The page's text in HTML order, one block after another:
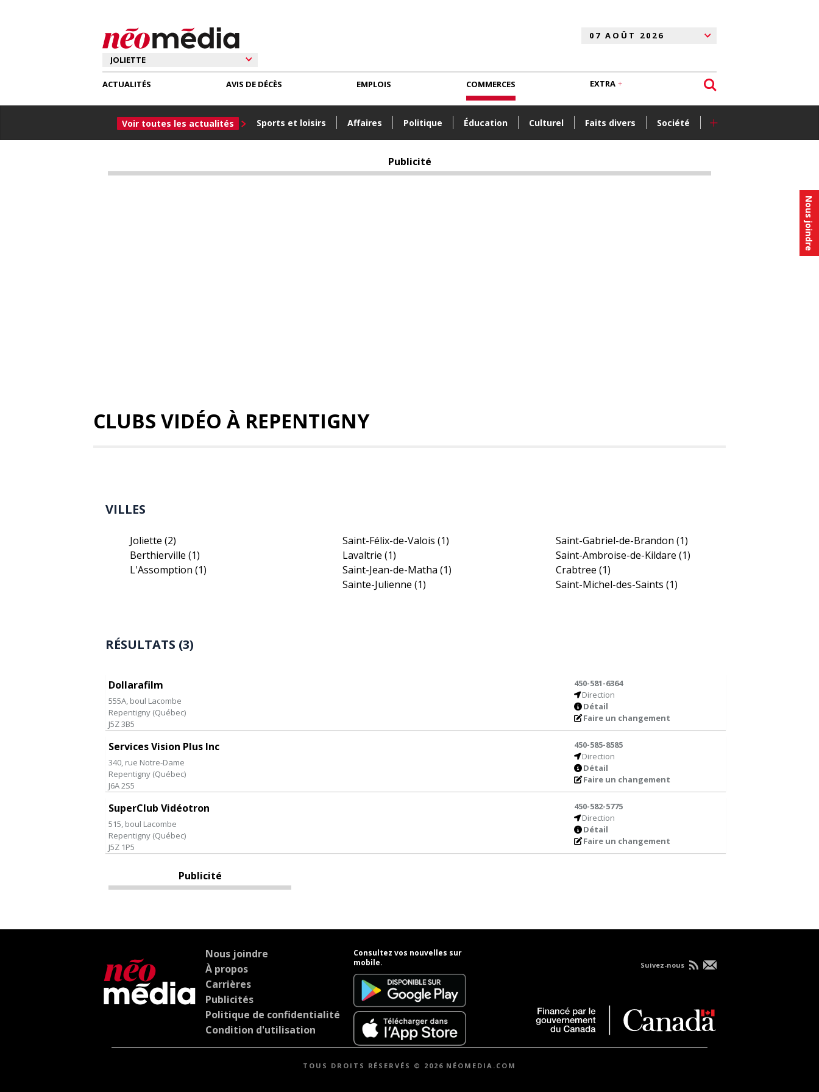
Nous joindre
ACTUALITÉS
Voir toutes les actualités Sports et loisirs Affaires Politique Éducation Culturel Faits divers Société +
AVIS DE DÉCÈS EMPLOIS COMMERCES EXTRA
Publicité
CLUBS VIDÉO À REPENTIGNY
VILLES
Joliette (2)
Berthierville (1)
L'Assomption (1)
Saint-Félix-de-Valois(1)
Lavaltrie(1)
Saint-Jean-de-Matha(1)
Sainte-Julienne(1)
Saint-Gabriel-de-Brandon (1)
Saint-Ambroise-de-Kildare (1)
Crabtree (1)
Saint-Michel-des-Saints (1)
RÉSULTATS (3)
Dollarafilm
555A, boul Lacombe
Repentigny (Québec)
J5Z 3B5
450-581-6364
Direction
Détail
Faire un changement
Services Vision Plus Inc
340, rue Notre-Dame
Repentigny (Québec)
J6A 2S5
450-585-8585
Direction
Détail
Faire un changement
SuperClub Vidéotron
515, boul Lacombe
Repentigny (Québec)
J5Z 1P5
450-582-5775
Direction
Détail
Faire un changement
Publicité
Nous joindre
À propos
Carrières
Publicités
Politique de confidentialité
Condition d'utilisation
Consultez vos nouvelles sur
mobile.
Suivez-nous
TOUS DROITS RÉSERVÉS © 2026 NÉOMEDIA.COM